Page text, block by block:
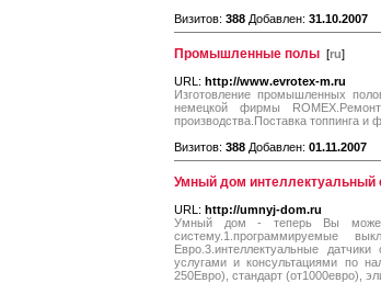
Визитов: 388 Добавлен: 31.10.2007
Промышленные полы [ru]
URL: http://www.evrotex-m.ru
Изготовление промышленных
немецкой фирмы
производства.Поставка топпинга и
Визитов: 388 Добавлен: 01.11.2007
Умный дом интеллектуальный
URL: http://umnyj-dom.ru
Умный дом - теперь Вы можете
систему.1.программируемые
Евро.3.интеллектуальные
услугами и консультациями по
250Евро), стандарт (от1000евро),